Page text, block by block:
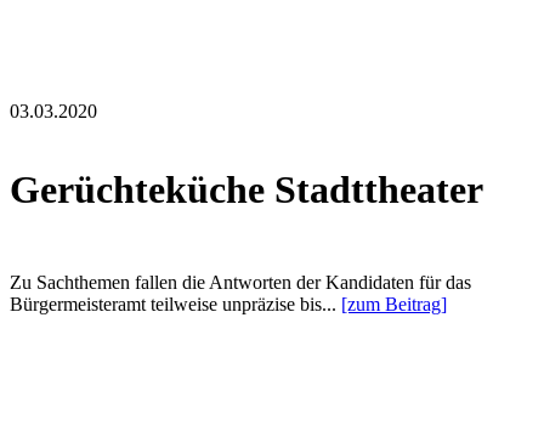
03.03.2020
Gerüchteküche Stadttheater
Zu Sachthemen fallen die Antworten der Kandidaten für das
Bürgermeisteramt teilweise unpräzise bis... [zum Beitrag]